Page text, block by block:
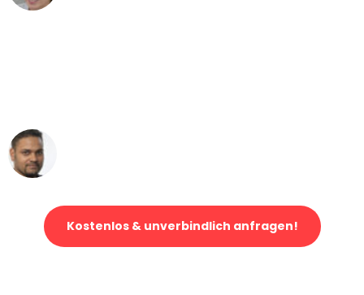
Kostenlos & unverbindlich anfragen!